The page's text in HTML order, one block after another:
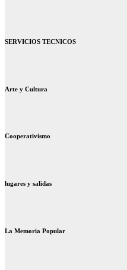
SERVICIOS TECNICOS
Arte y Cultura
Cooperativismo
lugares y salidas
La Memoria Popular